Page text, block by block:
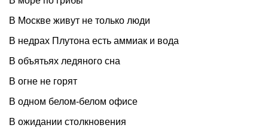
В Москве живут не только люди
В недрах Плутона есть аммиак и вода
В объятьях ледяного сна
В огне не горят
В одном белом-белом офисе
В ожидании столкновения